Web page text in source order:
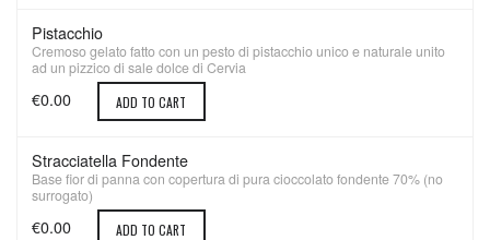
Pistacchio
Cremoso gelato fatto con un pesto di pistacchio unico e naturale unito
ad un pizzico di sale dolce di Cervia
€0.00 ADD TO CART
Stracciatella Fondente
Base fior di panna con copertura di pura cioccolato fondente 70% (no
surrogato)
€0.00 ADD TO CART